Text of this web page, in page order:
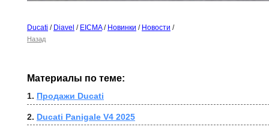
Ducati / Diavel / EICMA/ Новинки / Новости /
Назад
Материалы по теме:
1. Продажи Ducati
2. Ducati Panigale V4 2025